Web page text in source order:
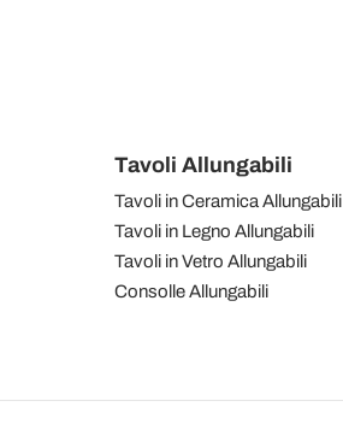
Tavoli Allungabili
Tavoli in Ceramica Allungabili
Tavoli in Legno Allungabili
Tavoli in Vetro Allungabili
Consolle Allungabili